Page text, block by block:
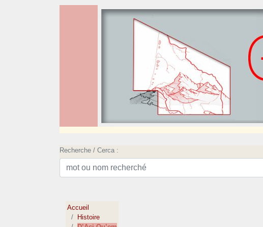
Recherche / Cerca :
Accueil
Histoire